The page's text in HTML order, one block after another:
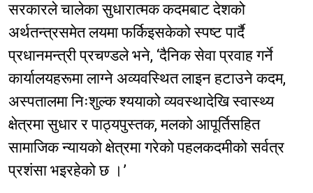
सरकारले चालेका सुधारात्मक कदमबाट देशको
अर्थतन्त्रसमेत लयमा फर्किइसकेको स्पष्ट पार्दै
प्रधानमन्त्री प्रचण्डले भने, ‘दैनिक सेवा प्रवाह गर्ने
कार्यालयहरूमा लाग्ने अव्यवस्थित लाइन हटाउने कदम,
अस्पतालमा निःशुल्क श्ययाको व्यवस्थादेखि स्वास्थ्य
क्षेत्रमा सुधार र पाठ्यपुस्तक, मलको आपूर्तिसहित
सामाजिक न्यायको क्षेत्रमा गरेको पहलकदमीको सर्वत्र
प्रशंसा भइरहेको छ ।’